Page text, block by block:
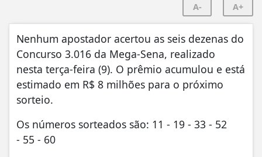
A- A+
Nenhum apostador acertou as seis dezenas do
Concurso 3.016 da Mega-Sena, realizado
nesta terça-feira (9). O prêmio acumulou e está
estimado em R$ 8 milhões para o próximo
sorteio.
Os números sorteados são: 11 - 19 - 33 - 52
- 55 - 60